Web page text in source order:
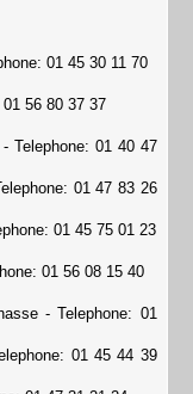
01 45 30 11 70
56 80 37 37
Telephone: 01 40 47
01 47 83 26
01 45 75 01 23
01 56 08 15 40
- Telephone: 01
01 45 44 39